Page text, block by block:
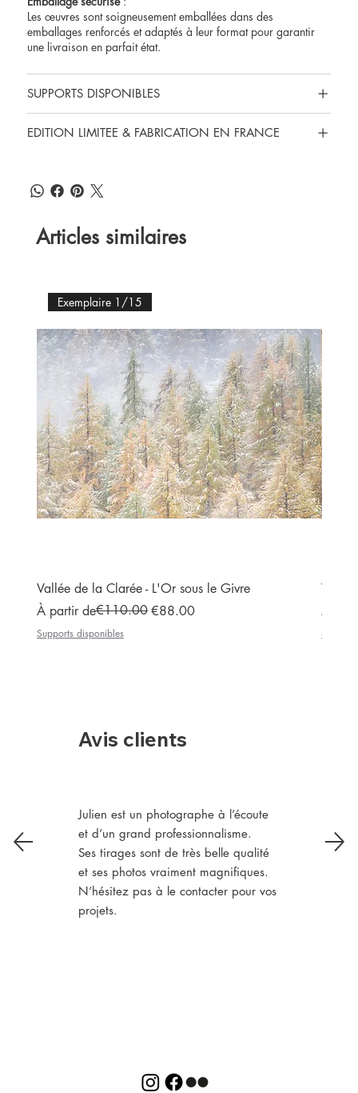
Les œuvres sont soigneusement emballées dans des
emballages renforcés et adaptés à leur format pour garantir
une livraison en parfait état.
SUPPORTS DISPONIBLES
EDITION LIMITEE & FABRICATION EN FRANCE
Articles similaires
Exemplaire 1/15
Vallée de la Clarée - L'Or sous le Givre
À partir de
Prix original€110.00 €88.00
Prix promotionnel
Supports disponibles
À
Prix
Prix
Avis clients
Julien est un photographe à l’écoute
et d’un grand professionnalisme.
Ses tirages sont de très belle qualité
et ses photos vraiment magnifiques.
N’hésitez pas à le contacter pour vos
projets.